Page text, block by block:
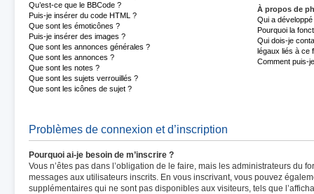
Qu’est-ce que le BBCode ?
Puis-je insérer du code HTML ?
Que sont les émoticônes ?
Puis-je insérer des images ?
Que sont les annonces générales ?
Que sont les annonces ?
Que sont les notes ?
Que sont les sujets verrouillés ?
Que sont les icônes de sujet ?
À propos de
Qui a
Pourquoi la
Qui dois-je
légaux liés à ce
Comment puis-
Problèmes de connexion et d’inscription
Pourquoi ai-je besoin de m’inscrire ?
Vous n’êtes pas dans l’obligation de le faire, mais les administrateurs du
messages aux utilisateurs inscrits. En vous inscrivant, vous pouvez
supplémentaires qui ne sont pas disponibles aux visiteurs, tels que